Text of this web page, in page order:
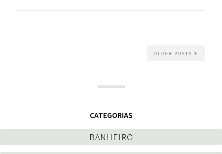
OLDER POSTS
CATEGORIAS
BANHEIRO